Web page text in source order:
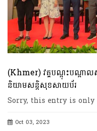
(Khmer) វគ្គបណ្តុះបណ្តា
និយាមសន្តិសុខសាយប័រ
Sorry, this entry is only
Oct 03, 2023